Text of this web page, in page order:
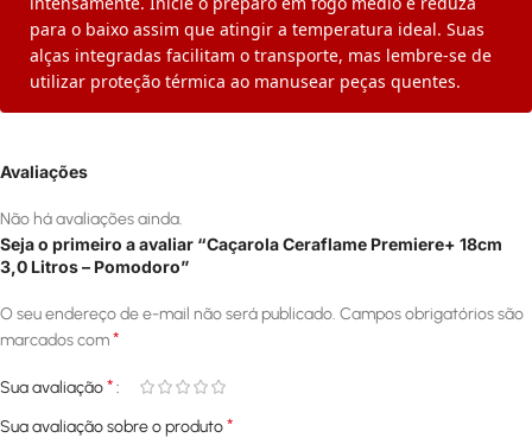
para o baixo assim que atingir a temperatura ideal. Suas
alças integradas facilitam o transporte, mas lembre-se de
utilizar proteção térmica ao manusear peças quentes.
Avaliações
Não há avaliações ainda.
Seja o primeiro a avaliar “Caçarola Ceraflame Premiere+ 18cm
3,0 Litros – Pomodoro”
O seu endereço de e-mail não será publicado. Campos obrigatórios são
marcados com*
Sua avaliação*
Sua avaliação sobre o produto*